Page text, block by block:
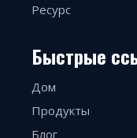
Ресурс
Быстрые
Дом
Продукты
Блог